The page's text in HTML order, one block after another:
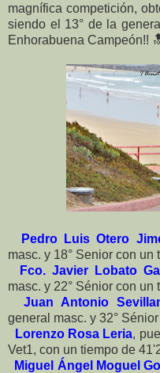
magnífica competición,
siendo el 13° de la
Enhorabuena Campeón!!
Pedro Luis Otero
masc. y 18° Senior con un
Fco. Javier Lobato
masc. y 22° Sénior con un
Juan Antonio
general masc. y 32°
Lorenzo Rosa Leria,
Vet1, con un tiempo de
Miguel Ángel Moguel